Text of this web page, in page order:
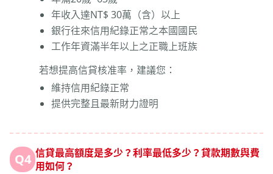
年收入達NT$ 30萬（含）以上
銀行往來信用紀錄正常之本國國民
工作年資滿半年以上之正職上班族
若想提高信貸核准率，建議您：
維持信用紀錄正常
提供完整且最新財力證明
Q4 信貸最高額度是多少？利率最低多少？貸款期數與費
用如何？